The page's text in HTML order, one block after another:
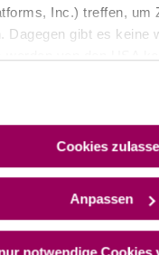
Inc.) treffen, um
Dagegen gibt es keine
unsererCookies
Anpassen
notwendige Cookies